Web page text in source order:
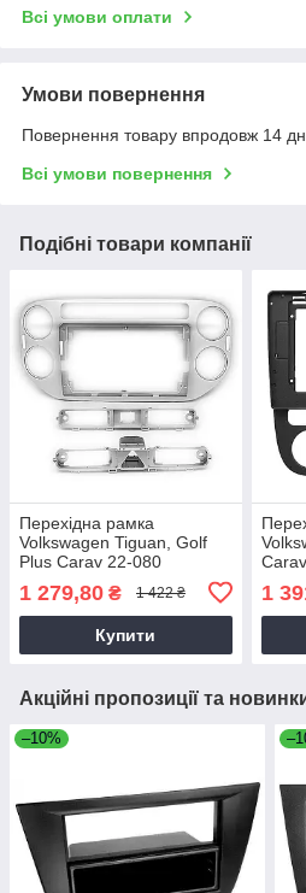
Всі умови оплати
Умови повернення
Повернення товару впродовж 14
Всі умови повернення
Подібні товари компанії
Перехідна рамка
Volkswagen Tiguan, Golf
Plus Carav 22-080
1 279,80 ₴ 1 422 ₴
Купити
1
Акційні пропозиції та
–10%